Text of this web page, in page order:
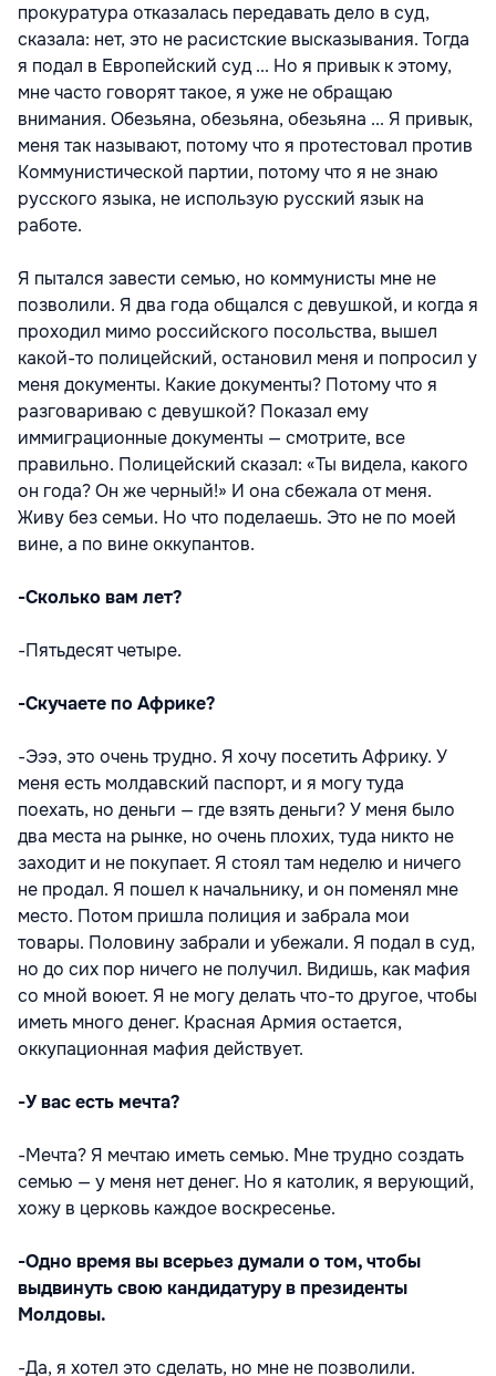
прокуратура отказалась передавать дело в суд,
сказала: нет, это не расистские высказывания. Тогда
я подал в Европейский суд ... Но я привык к этому,
мне часто говорят такое, я уже не обращаю
внимания. Обезьяна, обезьяна, обезьяна ... Я привык,
меня так называют, потому что я протестовал против
Коммунистической партии, потому что я не знаю
русского языка, не использую русский язык на
работе.
Я пытался завести семью, но коммунисты мне не
позволили. Я два года общался с девушкой, и когда я
проходил мимо российского посольства, вышел
какой-то полицейский, остановил меня и попросил у
меня документы. Какие документы? Потому что я
разговариваю с девушкой? Показал ему
иммиграционные документы — смотрите, все
правильно. Полицейский сказал: «Ты видела, какого
он года? Он же черный!» И она сбежала от меня.
Живу без семьи. Но что поделаешь. Это не по моей
вине, а по вине оккупантов.
-Сколько вам лет?
-Пятьдесят четыре.
-Скучаете по Африке?
-Эээ, это очень трудно. Я хочу посетить Африку. У
меня есть молдавский паспорт, и я могу туда
поехать, но деньги — где взять деньги? У меня было
два места на рынке, но очень плохих, туда никто не
заходит и не покупает. Я стоял там неделю и ничего
не продал. Я пошел к начальнику, и он поменял мне
место. Потом пришла полиция и забрала мои
товары. Половину забрали и убежали. Я подал в суд,
но до сих пор ничего не получил. Видишь, как мафия
со мной воюет. Я не могу делать что-то другое, чтобы
иметь много денег. Красная Армия остается,
оккупационная мафия действует.
-У вас есть мечта?
-Мечта? Я мечтаю иметь семью. Мне трудно создать
семью — у меня нет денег. Но я католик, я верующий,
хожу в церковь каждое воскресенье.
-Одно время вы всерьез думали о том, чтобы
выдвинуть свою кандидатуру в президенты
Молдовы.
-Да, я хотел это сделать, но мне не позволили.